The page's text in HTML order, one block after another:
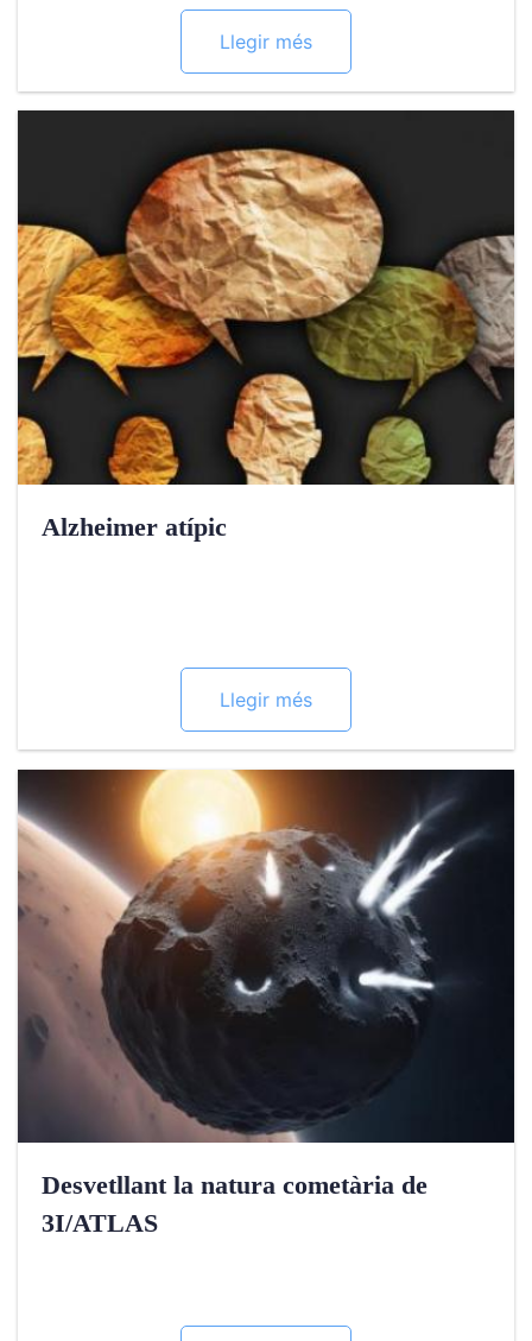
Llegir més
Alzheimer atípic
Llegir més
Desvetllant la natura cometària de
3I/ATLAS